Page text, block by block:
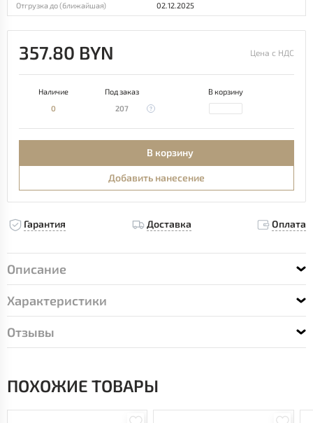
Отгрузка до (ближайшая)
02.12.2025
357.80 BYN Цена с НДС
Наличие Под заказ
В корзину
0
207
В корзину
Добавить нанесение
Гарантия Доставка Оплата
Описание
Характеристики
Отзывы
ПОХОЖИЕ ТОВАРЫ